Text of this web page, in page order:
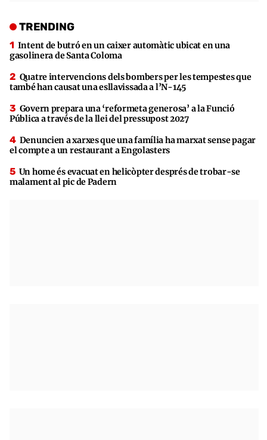
TRENDING
Intent de butró en un caixer automàtic ubicat en una
gasolinera de Santa Coloma
Quatre intervencions dels bombers per les tempestes que
també han causat una esllavissada a l’N-145
Govern prepara una ‘reformeta generosa’ a la Funció
Pública a través de la llei del pressupost 2027
Denuncien a xarxes que una família ha marxat sense pagar
el compte a un restaurant a Engolasters
Un home és evacuat en helicòpter després de trobar-se
malament al pic de Padern